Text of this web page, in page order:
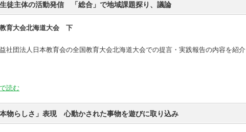
徒主体の活動発信 「総合」で地域課題探り、議論
育大会北海道大会 下
社団法人日本教育会の全国教育大会北海道大会での提言・実践報告の内容を紹介
読む
物らしさ」表現 心動かされた事物を遊びに取り込み